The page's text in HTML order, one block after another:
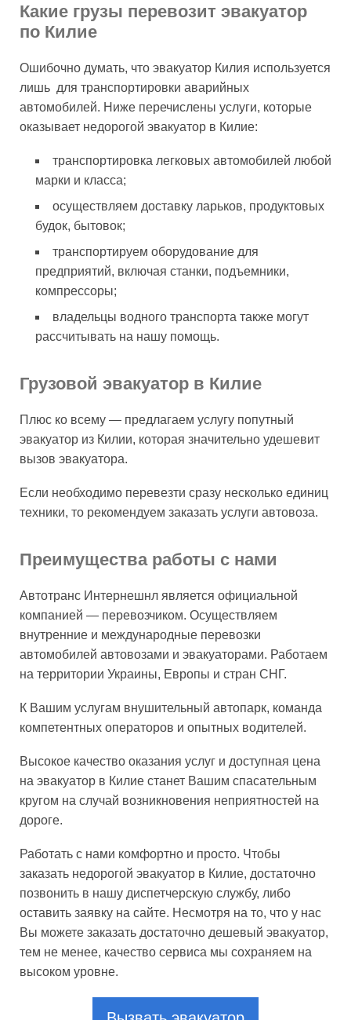
Какие грузы перевозит эвакуатор
по Килие
Ошибочно думать, что эвакуатор Килия используется
лишь для транспортировки аварийных
автомобилей. Ниже перечислены услуги, которые
оказывает недорогой эвакуатор в Килие:
транспортировка легковых автомобилей любой
марки и класса;
осуществляем доставку ларьков, продуктовых
будок, бытовок;
транспортируем оборудование для
предприятий, включая станки, подъемники,
компрессоры;
владельцы водного транспорта также могут
рассчитывать на нашу помощь.
Грузовой эвакуатор в Килие
Плюс ко всему — предлагаем услугу попутный
эвакуатор из Килии, которая значительно удешевит
вызов эвакуатора.
Если необходимо перевезти сразу несколько единиц
техники, то рекомендуем заказать услуги автовоза.
Преимущества работы с нами
Автотранс Интернешнл является официальной
компанией — перевозчиком. Осуществляем
внутренние и международные перевозки
автомобилей автовозами и эвакуаторами. Работаем
на территории Украины, Европы и стран СНГ.
К Вашим услугам внушительный автопарк, команда
компетентных операторов и опытных водителей.
Высокое качество оказания услуг и доступная цена
на эвакуатор в Килие станет Вашим спасательным
кругом на случай возникновения неприятностей на
дороге.
Работать с нами комфортно и просто. Чтобы
заказать недорогой эвакуатор в Килие, достаточно
позвонить в нашу диспетчерскую службу, либо
оставить заявку на сайте. Несмотря на то, что у нас
Вы можете заказать достаточно дешевый эвакуатор,
тем не менее, качество сервиса мы сохраняем на
высоком уровне.